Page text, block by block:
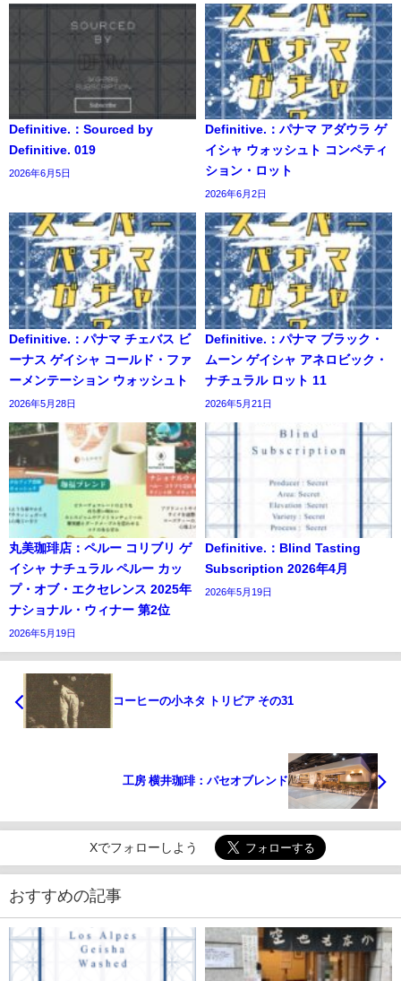
Definitive.：Sourced by
Definitive. 019
2026年6月5日
Definitive.：パナマ アダウラ ゲ
イシャ ウォッシュト コンペティ
ション・ロット
2026年6月2日
Definitive.：パナマ チェバス ビ
ーナス ゲイシャ コールド・ファ
ーメンテーション ウォッシュト
2026年5月28日
Definitive.：パナマ ブラック・
ムーン ゲイシャ アネロビック・
ナチュラル ロット 11
2026年5月21日
丸美珈琲店：ペルー コリブリ ゲ
イシャ ナチュラル ペルー カッ
プ・オブ・エクセレンス 2025年
ナショナル・ウィナー 第2位
2026年5月19日
Definitive.：Blind Tasting
Subscription 2026年4月
2026年5月19日
コーヒーの小ネタ トリビア その31
工房 横井珈琲：パセオブレンド
Xでフォローしよう
おすすめの記事